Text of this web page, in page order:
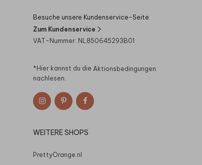
Besuche unsere Kundenservice-Seite
Zum Kundenservice
VAT-Nummer: NL850645293B01
*Hier kannst du die Aktionsbedingungen
nachlesen.
WEITERE SHOPS
PrettyOrange.nl